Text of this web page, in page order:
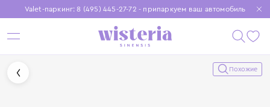
Valet-паркинг: 8 (495) 445-27-72 - припаркуем ваш автомобиль
Бесплатная доставка при заказе от 15 000 ₽
Установите приложение, чтобы покупки были еще удобнее
Похожие